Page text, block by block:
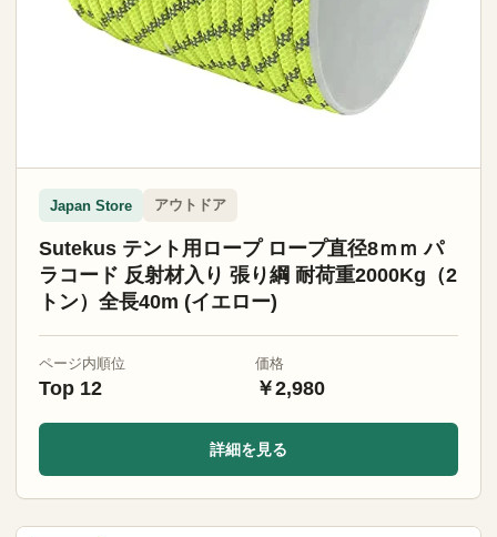
Japan Store アウトドア
Sutekus テント用ロープ ロープ直径8ｍｍ パ
ラコード 反射材入り 張り綱 耐荷重2000Kg（2
トン）全長40m (イエロー)
ページ内順位
Top 12
価格
￥2,980
詳細を見る